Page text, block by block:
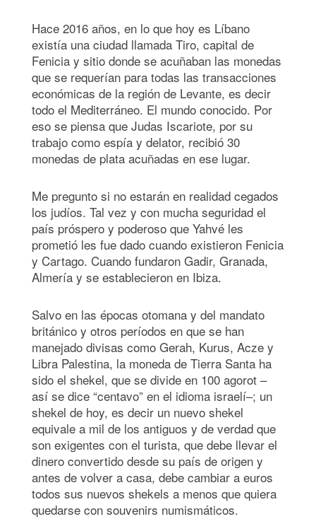
Hace 2016 años, en lo que hoy es Líbano
existía una ciudad llamada Tiro, capital de
Fenicia y sitio donde se acuñaban las monedas
que se requerían para todas las transacciones
económicas de la región de Levante, es decir
todo el Mediterráneo. El mundo conocido. Por
eso se piensa que Judas Iscariote, por su
trabajo como espía y delator, recibió 30
monedas de plata acuñadas en ese lugar.
Me pregunto si no estarán en realidad cegados
los judíos. Tal vez y con mucha seguridad el
país próspero y poderoso que Yahvé les
prometió les fue dado cuando existieron Fenicia
y Cartago. Cuando fundaron Gadir, Granada,
Almería y se establecieron en Ibiza.
Salvo en las épocas otomana y del mandato
británico y otros períodos en que se han
manejado divisas como Gerah, Kurus, Acze y
Libra Palestina, la moneda de Tierra Santa ha
sido el shekel, que se divide en 100 agorot –
así se dice “centavo” en el idioma israelí–; un
shekel de hoy, es decir un nuevo shekel
equivale a mil de los antiguos y de verdad que
son exigentes con el turista, que debe llevar el
dinero convertido desde su país de origen y
antes de volver a casa, debe cambiar a euros
todos sus nuevos shekels a menos que quiera
quedarse con souvenirs numismáticos.